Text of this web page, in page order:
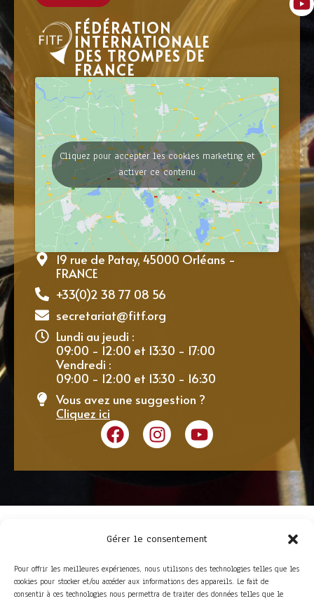
Gérer le consentement
Pour offrir les meilleures expériences, nous utilisons des technologies telles que les
cookies pour stocker et/ou accéder aux informations des appareils. Le fait de
consentir à ces technologies nous permettra de traiter des données telles que le
FÉDÉRATION
INTERNATIONALE
DES TROMPES DE
FRANCE
Cliquez pour accepter les cookies marketing et
activer ce contenu
19 rue de Patay, 45000 Orléans -
FRANCE
+33(0)2 38 77 08 56
secretariat@fitf.org
Lundi au jeudi :
09:00 - 12:00 et 13:30 - 17:00
Vendredi :
09:00 - 12:00 et 13:30 - 16:30
Vous avez une suggestion ?
Cliquez ici